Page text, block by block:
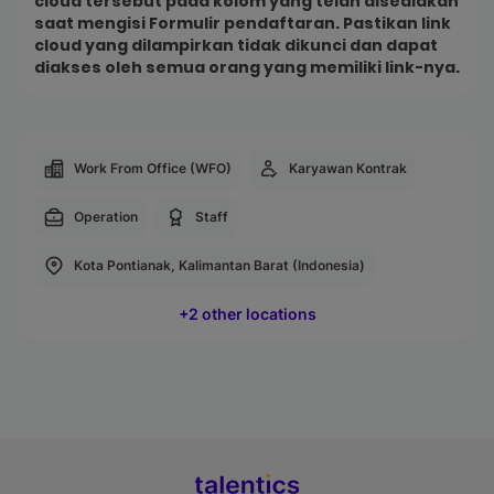
saat mengisi Formulir pendaftaran. Pastikan link
cloud yang dilampirkan tidak dikunci dan dapat
diakses oleh semua orang yang memiliki link-nya.
Work From Office (WFO) Karyawan Kontrak
Operation Staff
Kota Pontianak, Kalimantan Barat (Indonesia)
+2 other locations